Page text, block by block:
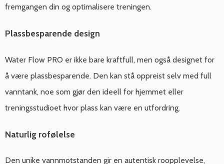
fremgangen din og optimalisere treningen.
Plassbesparende design
Water Flow PRO er ikke bare kraftfull, men også designet for
å være plassbesparende. Den kan stå oppreist selv med full
vanntank, noe som gjør den ideell for hjemmet eller
treningsstudioet hvor plass kan være en utfordring.
Naturlig rofølelse
Den unike vannmotstanden gir en autentisk roopplevelse,